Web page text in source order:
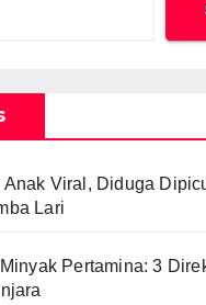
Anak Viral, Diduga
Lari
Pertamina: 3